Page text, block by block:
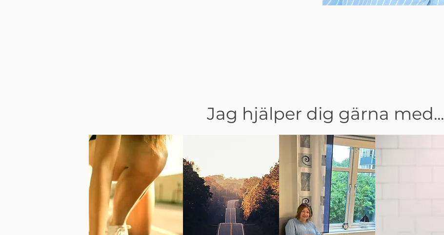
Jag hjälper dig gärna med...